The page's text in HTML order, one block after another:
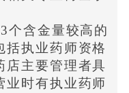
个含金量较高的
括执业药师资格
店主要管理者具
业时有执业药师